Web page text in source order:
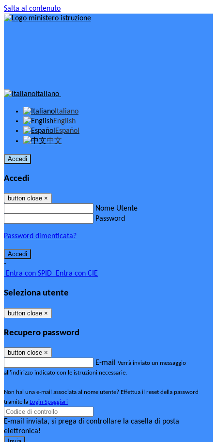
Salta al contenuto
Italiano
Italiano
English
Español
中文
Accedi
Accedi
button close ×
Nome Utente
Password
Password dimenticata?
-
Entra con SPID Entra con CIE
Seleziona utente
button close ×
Recupero password
button close ×
E-mail Verrà inviato un messaggio
all'indirizzo indicato con le istruzioni necessarie.
Non hai una e-mail associata al nome utente? Effettua il reset della password
tramite la Login Spaggiari
E-mail inviata, si prega di controllare la casella di posta
elettronica!